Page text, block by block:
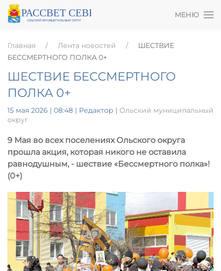
МЕНЮ
Главная Лента новостей
ШЕСТВИЕ
БЕССМЕРТНОГО ПОЛКА 0+
ШЕСТВИЕ БЕССМЕРТНОГО
ПОЛКА 0+
15 мая 2026 | 08:48 | Редактор | Ольский муниципальный
округ
9 Мая во всех поселениях Ольского округа
прошла акция, которая никого не оставила
равнодушным, - шествие «Бессмертного полка»!
(0+)